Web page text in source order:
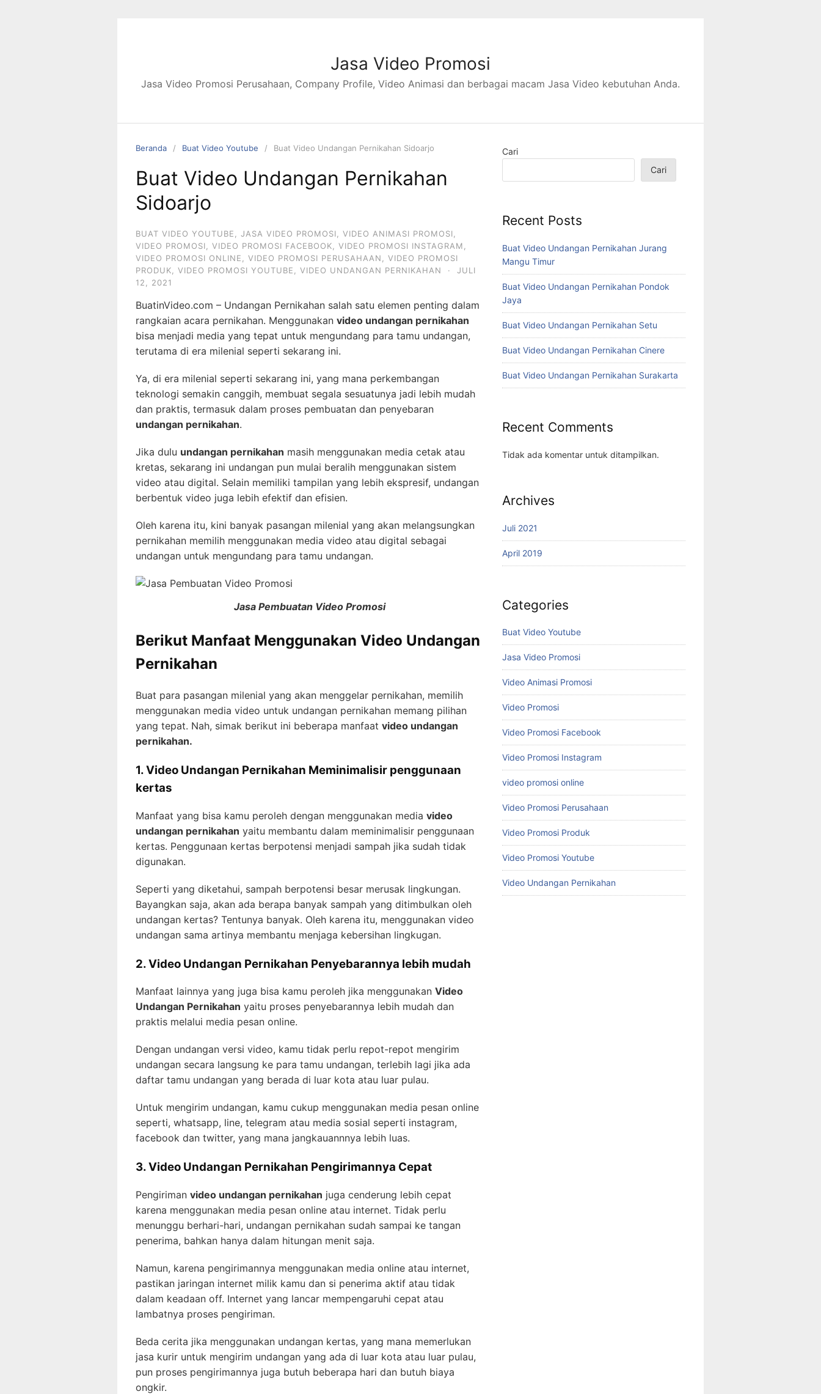
Jasa Video Promosi
Jasa Video Promosi Perusahaan, Company Profile, Video Animasi dan berbagai macam Jasa Video kebutuhan Anda.
Beranda Buat Video Youtube Buat Video Undangan Pernikahan Sidoarjo
Buat Video Undangan Pernikahan
Sidoarjo
BUAT VIDEO YOUTUBE JASA VIDEO PROMOSI VIDEO ANIMASI PROMOSI
VIDEO PROMOSI
VIDEO PROMOSI FACEBOOK VIDEO PROMOSI INSTAGRAM
VIDEO PROMOSI ONLINE
VIDEO PROMOSI PERUSAHAAN
VIDEO PROMOSI
PRODUK
VIDEO PROMOSI YOUTUBE VIDEO UNDANGAN PERNIKAHAN ·
JULI
12, 2021
BuatinVideo.com – Undangan Pernikahan salah satu elemen penting dalam
rangkaian acara pernikahan. Menggunakan video undangan pernikahan
bisa menjadi media yang tepat untuk mengundang para tamu undangan,
terutama di era milenial seperti sekarang ini.
Ya, di era milenial seperti sekarang ini, yang mana perkembangan
teknologi semakin canggih, membuat segala sesuatunya jadi lebih mudah
dan praktis, termasuk dalam proses pembuatan dan penyebaran
undangan pernikahan.
Jika dulu undangan pernikahan masih menggunakan media cetak atau
kretas, sekarang ini undangan pun mulai beralih menggunakan sistem
video atau digital. Selain memiliki tampilan yang lebih ekspresif, undangan
berbentuk video juga lebih efektif dan efisien.
Oleh karena itu, kini banyak pasangan milenial yang akan melangsungkan
pernikahan memilih menggunakan media video atau digital sebagai
undangan untuk mengundang para tamu undangan.
Jasa Pembuatan Video Promosi
Berikut Manfaat Menggunakan Video Undangan
Pernikahan
Buat para pasangan milenial yang akan menggelar pernikahan, memilih
menggunakan media video untuk undangan pernikahan memang pilihan
yang tepat. Nah, simak berikut ini beberapa manfaat video undangan
pernikahan.
1. Video Undangan Pernikahan Meminimalisir penggunaan
kertas
Manfaat yang bisa kamu peroleh dengan menggunakan media video
undangan pernikahan yaitu membantu dalam meminimalisir penggunaan
kertas. Penggunaan kertas berpotensi menjadi sampah jika sudah tidak
digunakan.
Seperti yang diketahui, sampah berpotensi besar merusak lingkungan.
Bayangkan saja, akan ada berapa banyak sampah yang ditimbulkan oleh
undangan kertas? Tentunya banyak. Oleh karena itu, menggunakan video
undangan sama artinya membantu menjaga kebersihan lingkugan.
2. Video Undangan Pernikahan Penyebarannya lebih mudah
Manfaat lainnya yang juga bisa kamu peroleh jika menggunakan Video
Undangan Pernikahan yaitu proses penyebarannya lebih mudah dan
praktis melalui media pesan online.
Dengan undangan versi video, kamu tidak perlu repot-repot mengirim
undangan secara langsung ke para tamu undangan, terlebih lagi jika ada
daftar tamu undangan yang berada di luar kota atau luar pulau.
Untuk mengirim undangan, kamu cukup menggunakan media pesan online
seperti, whatsapp, line, telegram atau media sosial seperti instagram,
facebook dan twitter, yang mana jangkauannnya lebih luas.
3. Video Undangan Pernikahan Pengirimannya Cepat
Pengiriman video undangan pernikahan juga cenderung lebih cepat
karena menggunakan media pesan online atau internet. Tidak perlu
menunggu berhari-hari, undangan pernikahan sudah sampai ke tangan
penerima, bahkan hanya dalam hitungan menit saja.
Namun, karena pengirimannya menggunakan media online atau internet,
pastikan jaringan internet milik kamu dan si penerima aktif atau tidak
dalam keadaan off. Internet yang lancar mempengaruhi cepat atau
lambatnya proses pengiriman.
Beda cerita jika menggunakan undangan kertas, yang mana memerlukan
jasa kurir untuk mengirim undangan yang ada di luar kota atau luar pulau,
pun proses pengirimannya juga butuh beberapa hari dan butuh biaya
ongkir.
Cari
Cari
Recent Posts
Buat Video Undangan Pernikahan Jurang
Mangu Timur
Buat Video Undangan Pernikahan Pondok
Jaya
Buat Video Undangan Pernikahan Setu
Buat Video Undangan Pernikahan Cinere
Buat Video Undangan Pernikahan Surakarta
Recent Comments
Tidak ada komentar untuk ditampilkan.
Archives
Juli 2021
April 2019
Categories
Buat Video Youtube
Jasa Video Promosi
Video Animasi Promosi
Video Promosi
Video Promosi Facebook
Video Promosi Instagram
video promosi online
Video Promosi Perusahaan
Video Promosi Produk
Video Promosi Youtube
Video Undangan Pernikahan